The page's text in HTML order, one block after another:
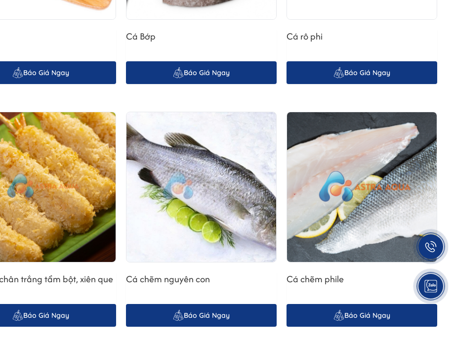
hiện đại
hảo, Astra Aqua áp dụng quy trình sản xuất khép kín, kết hợp giữa công nghệ tiên tiến và kiểm soát chất lượng nghiêm ngặt:
đảm bảo nguồn gốc rõ ràng, không kháng sinh, không tạp chất.
và chuyển vào quy trình hấp chín trong thời gian tối ưu để giữ độ ngọt tự nhiên.
xác, giúp tôm chín đều, giữ màu đỏ cam tự nhiên và không bị khô hoặc co rút.
từng con ở nhiệt độ sâu, đảm bảo thịt tôm vẫn giòn, tươi và dễ tách vỏ khi chế biến.
sản xuất, kích cỡ, mã lô hàng và hạn sử dụng.
hơn cho đến khi xuất xưởng.
Báo Giá Ngay
Cá Bớp
Báo Giá Ngay
Cá rô phi
Báo Giá Ngay
trắng tẩm bột, xiên que
Báo Giá Ngay
Cá chẽm nguyên con
Báo Giá Ngay
Cá chẽm phile
Báo Giá Ngay